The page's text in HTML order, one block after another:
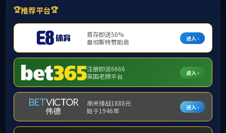
学科建设
科学研究
党建工作
学生工作
实验中心
合作交流
校友之家
大图切换
1
发布时间：2024-08-25
浏览次数：
文章来源：地学院